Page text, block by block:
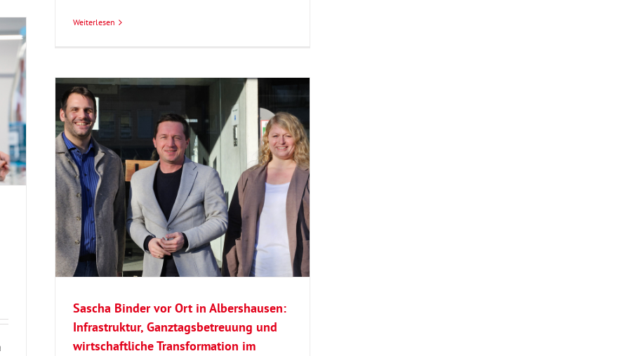
Weiterlesen
Sascha Binder vor Ort in Albershausen:
Infrastruktur, Ganztagsbetreuung und
wirtschaftliche Transformation im